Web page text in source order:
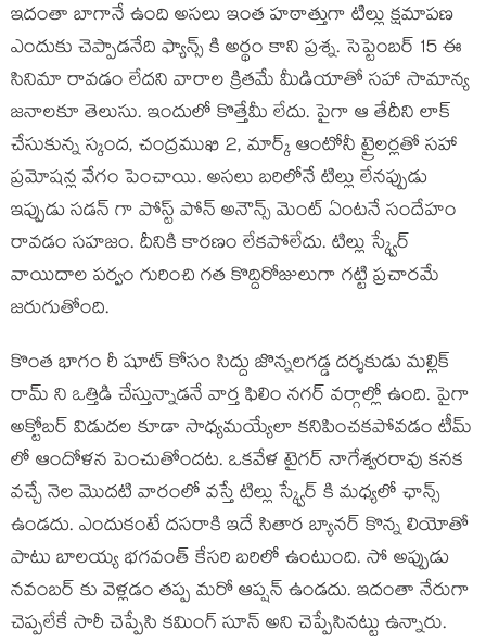
ఇదంతా బాగానే ఉంది అసలు ఇంత హఠాత్తుగా టిల్లు క్షమాపణ
ఎందుకు చెప్పాడనేది ఫ్యాన్స్ కి అర్థం కాని ప్రశ్న. సెప్టెంబర్ 15 ఈ
సినిమా రావడం లేదని వారాల క్రితమే మీడియాతో సహా సామాన్య
జనాలకూ తెలుసు. ఇందులో కొత్తేమీ లేదు. పైగా ఆ తేదీని లాక్
చేసుకున్న స్కంద, చంద్రముఖి 2, మార్క్ ఆంటోనీ ట్రైలర్లతో సహా
ప్రమోషన్ల వేగం పెంచాయి. అసలు బరిలోనే టిల్లు లేనప్పుడు
ఇప్పుడు సడన్ గా పోస్ట్ పోన్ అనౌన్స్ మెంట్ ఏంటనే సందేహం
రావడం సహజం. దీనికి కారణం లేకపోలేదు. టిల్లు స్క్వేర్
వాయిదాల పర్వం గురించి గత కొద్దిరోజులుగా గట్టి ప్రచారమే
జరుగుతోంది.
కొంత భాగం రీ షూట్ కోసం సిద్దు జొన్నలగడ్డ దర్శకుడు మల్లిక్
రామ్ ని ఒత్తిడి చేస్తున్నాడనే వార్త ఫిలిం నగర్ వర్గాల్లో ఉంది. పైగా
అక్టోబర్ విడుదల కూడా సాధ్యమయ్యేలా కనిపించకపోవడం టీమ్
లో ఆందోళన పెంచుతోందట. ఒకవేళ టైగర్ నాగేశ్వరరావు కనక
వచ్చే నెల మొదటి వారంలో వస్తే టిల్లు స్క్వేర్ కి మధ్యలో ఛాన్స్
ఉండదు. ఎందుకంటే దసరాకి ఇదే సితార బ్యానర్ కొన్న లియోతో
పాటు బాలయ్య భగవంత్ కేసరి బరిలో ఉంటుంది. సో అప్పుడు
నవంబర్ కు వెళ్లడం తప్ప మరో ఆప్షన్ ఉండదు. ఇదంతా నేరుగా
చెప్పలేకే సారీ చెప్పేసి కమింగ్ సూన్ అని చెప్పేసినట్టు ఉన్నారు.